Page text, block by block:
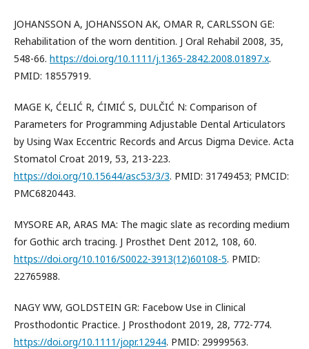
JOHANSSON A, JOHANSSON AK, OMAR R, CARLSSON GE:
Rehabilitation of the worn dentition. J Oral Rehabil 2008, 35,
548-66. https://doi.org/10.1111/j.1365-2842.2008.01897.x.
PMID: 18557919.
MAGE K, ĆELIĆ R, ĆIMIĆ S, DULČIĆ N: Comparison of
Parameters for Programming Adjustable Dental Articulators
by Using Wax Eccentric Records and Arcus Digma Device. Acta
Stomatol Croat 2019, 53, 213-223.
https://doi.org/10.15644/asc53/3/3. PMID: 31749453; PMCID:
PMC6820443.
MYSORE AR, ARAS MA: The magic slate as recording medium
for Gothic arch tracing. J Prosthet Dent 2012, 108, 60.
https://doi.org/10.1016/S0022-3913(12)60108-5. PMID:
22765988.
NAGY WW, GOLDSTEIN GR: Facebow Use in Clinical
Prosthodontic Practice. J Prosthodont 2019, 28, 772-774.
https://doi.org/10.1111/jopr.12944. PMID: 29999563.